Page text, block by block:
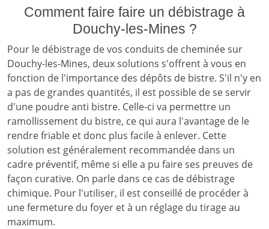
Comment faire faire un débistrage à
Douchy-les-Mines ?
Pour le débistrage de vos conduits de cheminée sur
Douchy-les-Mines, deux solutions s'offrent à vous en
fonction de l'importance des dépôts de bistre. S'il n'y en
a pas de grandes quantités, il est possible de se servir
d'une poudre anti bistre. Celle-ci va permettre un
ramollissement du bistre, ce qui aura l'avantage de le
rendre friable et donc plus facile à enlever. Cette
solution est généralement recommandée dans un
cadre préventif, même si elle a pu faire ses preuves de
façon curative. On parle dans ce cas de débistrage
chimique. Pour l'utiliser, il est conseillé de procéder à
une fermeture du foyer et à un réglage du tirage au
maximum.